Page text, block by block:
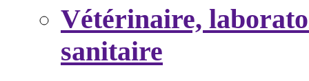
Vétérinaire,
sanitaire